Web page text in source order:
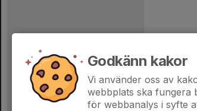
Godkänn kakor
Vi använder oss av
webbplats ska fungera
för webbanalys i syfte